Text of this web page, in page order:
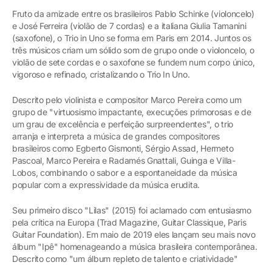
Fruto da amizade entre os brasileiros Pablo Schinke (violoncelo)
e José Ferreira (violão de 7 cordas) e a italiana Giulia Tamanini
(saxofone), o Trio in Uno se forma em Paris em 2014. Juntos os
três músicos criam um sólido som de grupo onde o violoncelo, o
violão de sete cordas e o saxofone se fundem num corpo único,
vigoroso e refinado, cristalizando o Trio In Uno.
Descrito pelo violinista e compositor Marco Pereira como um
grupo de "virtuosismo impactante, execuções primorosas e de
um grau de excelência e perfeição surpreendentes", o trio
arranja e interpreta a música de grandes compositores
brasileiros como Egberto Gismonti, Sérgio Assad, Hermeto
Pascoal, Marco Pereira e Radamés Gnattali, Guinga e Villa-
Lobos, combinando o sabor e a espontaneidade da música
popular com a expressividade da música erudita.
Seu primeiro disco "Lilas" (2015) foi aclamado com entusiasmo
pela crítica na Europa (Trad Magazine, Guitar Classique, Paris
Guitar Foundation). Em maio de 2019 eles lançam seu mais novo
álbum "Ipê" homenageando a música brasileira contemporânea.
Descrito como "um álbum repleto de talento e criatividade"